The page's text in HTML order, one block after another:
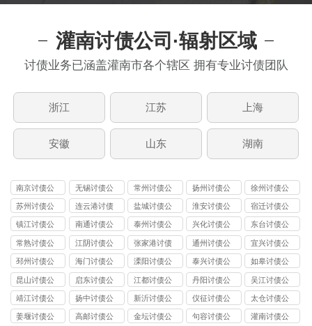
灌南讨债公司·辐射区域
讨债业务已涵盖灌南市各个辖区 拥有专业讨债团队
浙江 江苏 上海
安徽 山东 湖南
南京讨债公
司
无锡讨债公
司
常州讨债公
司
扬州讨债公
司
徐州讨债公
司
苏州讨债公
司
连云港讨债
公司
盐城讨债公
司
淮安讨债公
司
宿迁讨债公
司
镇江讨债公
司
南通讨债公
司
泰州讨债公
司
兴化讨债公
司
东台讨债公
司
常熟讨债公
司
江阴讨债公
司
张家港讨债
公司
通州讨债公
司
宜兴讨债公
司
邳州讨债公
司
海门讨债公
司
溧阳讨债公
司
泰兴讨债公
司
如皋讨债公
司
昆山讨债公
司
启东讨债公
司
江都讨债公
司
丹阳讨债公
司
吴江讨债公
司
靖江讨债公
司
扬中讨债公
司
新沂讨债公
司
仪征讨债公
司
太仓讨债公
司
姜堰讨债公
高邮讨债公
金坛讨债公
句容讨债公
灌南讨债公